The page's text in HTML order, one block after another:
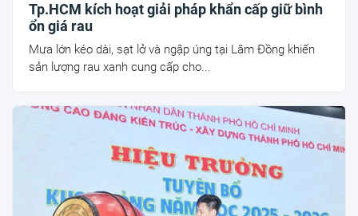
Tp.HCM kích hoạt giải pháp khẩn cấp giữ bình
ổn giá rau
Mưa lớn kéo dài, sạt lở và ngập úng tại Lâm Đồng khiến
sản lượng rau xanh cung cấp cho...